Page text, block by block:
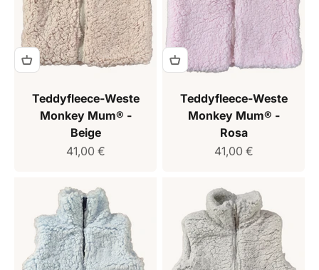
Teddyfleece-Weste
Monkey Mum® -
Beige
Verkaufspreis
41,00 €
Teddyfleece-Weste
Monkey Mum® -
Rosa
Verkaufspreis
41,00 €